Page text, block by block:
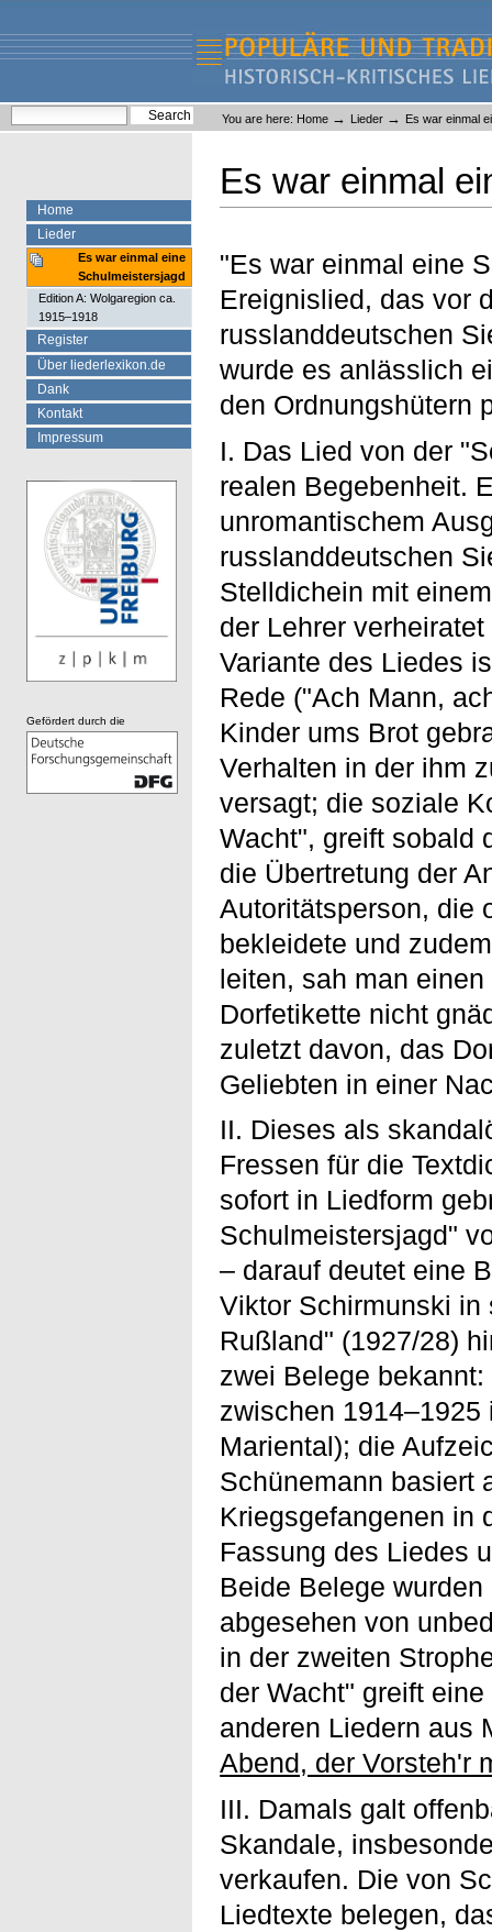
content.
navigation
Liederlexikon
Personal
tools
You are here: Home → Lieder → Es war einmal
Es war einmal
"Es war einmal eine
Ereignislied, das vor
russlanddeutschen
wurde es anlässlich
den Ordnungshütern
I. Das Lied von der
realen Begebenheit.
unromantischem
russlanddeutschen
Stelldichein mit
der Lehrer
Variante des Liedes
Rede ("Ach Mann,
Kinder ums Brot
Verhalten in der ihm
versagt; die soziale
Wacht", greift sobald
die Übertretung der
Autoritätsperson, die
bekleidete und
leiten, sah man
Dorfetikette nicht
zuletzt davon, das
Geliebten in einer
II. Dieses als
Fressen für die
sofort in Liedform
Schulmeistersjagd"
– darauf deutet eine
Viktor Schirmunski
Rußland" (1927/28)
zwei Belege
zwischen
Mariental); die
Schünemann basiert
Kriegsgefangenen in
Fassung des Liedes
Beide Belege
abgesehen von
in der zweiten
der Wacht" greift
anderen Liedern aus
Abend, der Vorsteh'r
III. Damals galt
Skandale,
verkaufen. Die von
Liedtexte belegen,
Home
Lieder
Es war einmal eine
Schulmeistersjagd
Edition A: Wolgaregion ca.
1915–1918
Register
Über liederlexikon.de
Dank
Kontakt
Impressum
Gefördert durch die